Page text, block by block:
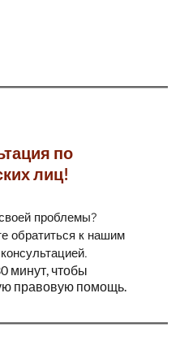
по
лиц!
проблемы?
обратиться к нашим
минут, чтобы
правовую помощь.